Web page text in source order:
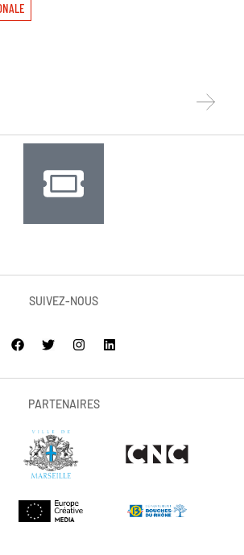
SUIVEZ-NOUS
PARTENAIRES